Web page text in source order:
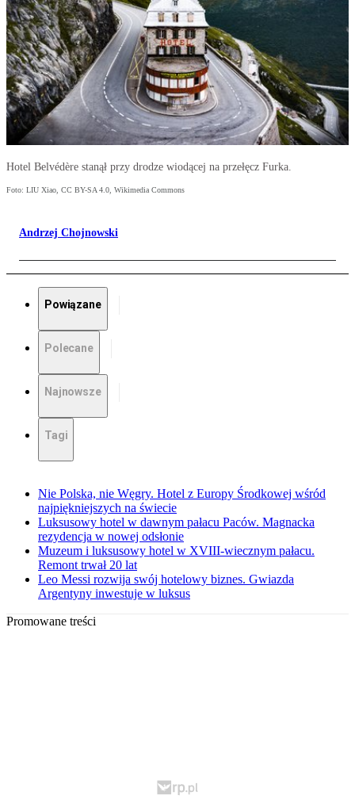
Hotel Belvédère stanął przy drodze wiodącej na przełęcz Furka.
Foto: LIU Xiao, CC BY-SA 4.0, Wikimedia Commons
Andrzej Chojnowski
Powiązane
Polecane
Najnowsze
Tagi
Nie Polska, nie Węgry. Hotel z Europy Środkowej wśród
najpiękniejszych na świecie
Luksusowy hotel w dawnym pałacu Paców. Magnacka
rezydencja w nowej odsłonie
Muzeum i luksusowy hotel w XVIII-wiecznym pałacu.
Remont trwał 20 lat
Leo Messi rozwija swój hotelowy biznes. Gwiazda
Argentyny inwestuje w luksus
Promowane treści